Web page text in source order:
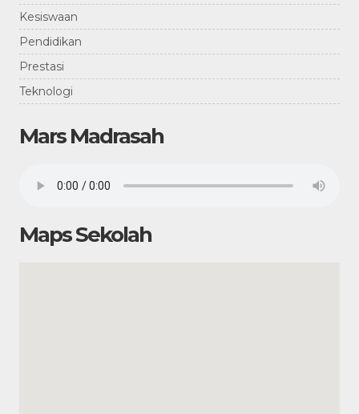
Kesiswaan
Pendidikan
Prestasi
Teknologi
Mars Madrasah
Maps Sekolah